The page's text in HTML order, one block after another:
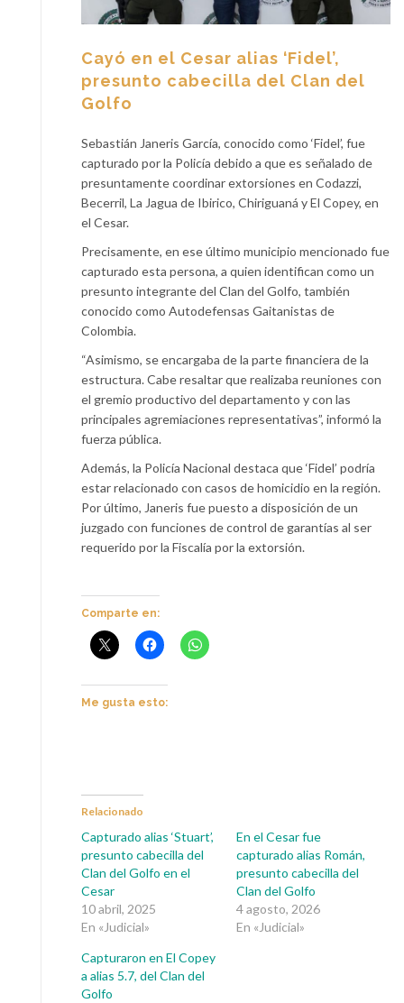
Cayó en el Cesar alias ‘Fidel’,
presunto cabecilla del Clan del
Golfo
Sebastián Janeris García, conocido como ‘Fidel’, fue
capturado por la Policía debido a que es señalado de
presuntamente coordinar extorsiones en Codazzi,
Becerril, La Jagua de Ibirico, Chiriguaná y El Copey, en
el Cesar.
Precisamente, en ese último municipio mencionado fue
capturado esta persona, a quien identifican como un
presunto integrante del Clan del Golfo, también
conocido como Autodefensas Gaitanistas de
Colombia.
“Asimismo, se encargaba de la parte financiera de la
estructura. Cabe resaltar que realizaba reuniones con
el gremio productivo del departamento y con las
principales agremiaciones representativas”, informó la
fuerza pública.
Además, la Policía Nacional destaca que ‘Fidel’ podría
estar relacionado con casos de homicidio en la región.
Por último, Janeris fue puesto a disposición de un
juzgado con funciones de control de garantías al ser
requerido por la Fiscalía por la extorsión.
Comparte en:
Me gusta esto:
Relacionado
Capturado alias ‘Stuart’,
presunto cabecilla del
Clan del Golfo en el
Cesar
10 abril, 2025
En «Judicial»
En el Cesar fue
capturado alias Román,
presunto cabecilla del
Clan del Golfo
4 agosto, 2026
En «Judicial»
Capturaron en El Copey
a alias 5.7, del Clan del
Golfo